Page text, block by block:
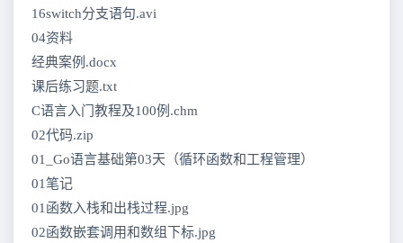
16switch分支语句.avi
04资料
经典案例.docx
课后练习题.txt
C语言入门教程及100例.chm
02代码.zip
01_Go语言基础第03天（循环函数和工程管理）
01笔记
01函数入栈和出栈过程.jpg
02函数嵌套调用和数组下标.jpg